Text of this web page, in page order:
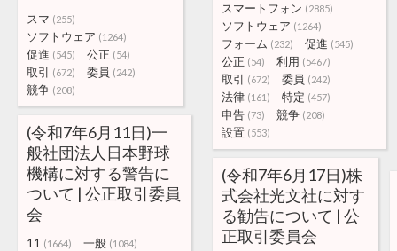
スマートフォン (2885)
ソフトウェア (1264)
フォーム (232) 促進 (545)
公正 (54) 利用 (5467)
取引 (672) 委員 (242)
法律 (161) 特定 (457)
申告 (73) 競争 (208)
設置 (553)
スマ (255)
ソフトウェア (1264)
促進 (545) 公正 (54)
取引 (672) 委員 (242)
競争 (208)
(令和7年6月11日)一
般社団法人日本野球
機構に対する警告に
ついて | 公正取引委員
会
11 (1664) 一般 (1084)
(令和7年6月17日)株
式会社光文社に対す
る勧告について | 公
正取引委員会